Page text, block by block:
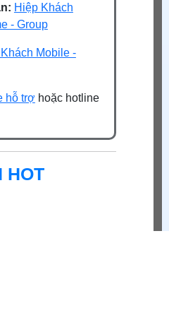
Hiệp Khách
- Group
Mobile -
hỗ trợ hoặc hotline
HOT